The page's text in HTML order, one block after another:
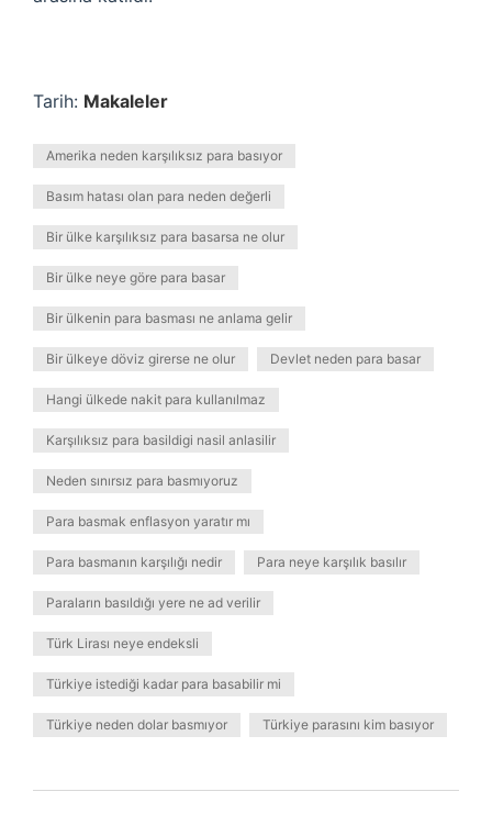
Tarih: Makaleler
Amerika neden karşılıksız para basıyor
Basım hatası olan para neden değerli
Bir ülke karşılıksız para basarsa ne olur
Bir ülke neye göre para basar
Bir ülkenin para basması ne anlama gelir
Bir ülkeye döviz girerse ne olur Devlet neden para basar
Hangi ülkede nakit para kullanılmaz
Karşılıksız para basildigi nasil anlasilir
Neden sınırsız para basmıyoruz
Para basmak enflasyon yaratır mı
Para basmanın karşılığı nedir Para neye karşılık basılır
Paraların basıldığı yere ne ad verilir
Türk Lirası neye endeksli
Türkiye istediği kadar para basabilir mi
Türkiye neden dolar basmıyor Türkiye parasını kim basıyor